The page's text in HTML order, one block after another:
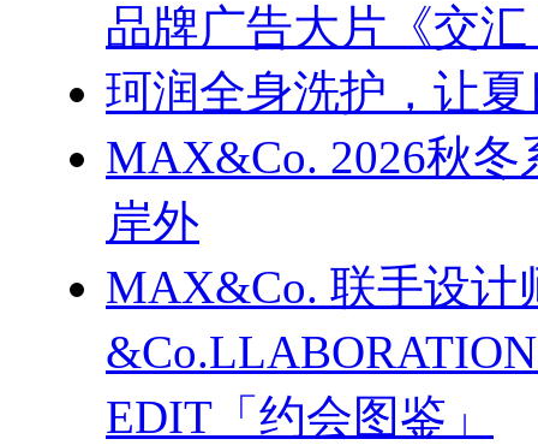
品牌广告大片《交
珂润全身洗护，让
MAX&Co. 2026秋
岸外
MAX&Co. 联手设计
EDIT「约会图鉴」